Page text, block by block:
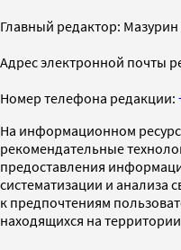
Главный редактор:
Адрес электронной почты
Номер телефона редакции:
На информационном
рекомендательные
предоставления
систематизации и анализа
к предпочтениям
находящихся на